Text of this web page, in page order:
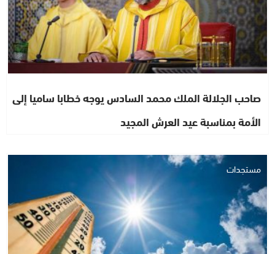
صاحب الجلالة الملك محمد السادس يوجه خطابا ساميا إلى
الأمة بمناسبة عيد العرش المجيد
مستجدات